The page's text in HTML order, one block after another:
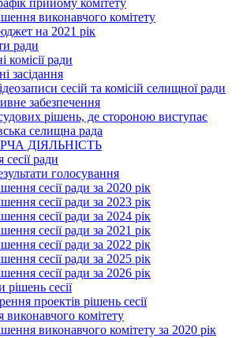
прийому комітету
виконавчого комітету
на 2021 рік
ради
комісії ради
засідання
сесій та комісій селищної ради
забезпечення
рішень, де стороною виступає
селищна рада
ДІЯЛЬНІСТЬ
ради
голосування
сесії ради за 2020 рік
сесії ради за 2023 рік
сесії ради за 2024 рік
сесії ради за 2021 рік
сесії ради за 2022 рік
сесії ради за 2025 рік
сесії ради за 2026 рік
рішень сесії
проектів рішень сесії
виконавчого комітету
виконавчого комітету за 2020 рік